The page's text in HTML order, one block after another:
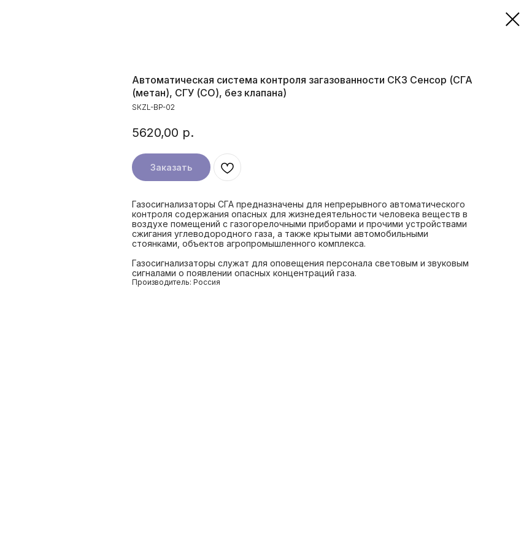
Автоматическая система контроля загазованности СКЗ Сенсор (СГА
(метан), СГУ (СО), без клапана)
SКZL-BP-02
5620,00 р.
Заказать
Газосигнализаторы СГА предназначены для непрерывного автоматического
контроля содержания опасных для жизнедеятельности человека веществ в
воздухе помещений с газогорелочными приборами и прочими устройствами
сжигания углеводородного газа, а также крытыми автомобильными
стоянками, объектов агропромышленного комплекса.
Газосигнализаторы служат для оповещения персонала световым и звуковым
сигналами о появлении опасных концентраций газа.
Производитель: Россия